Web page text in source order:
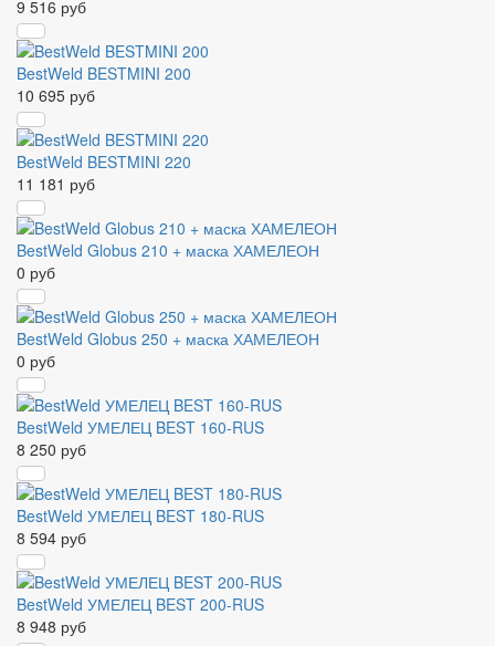
9 516 руб
BestWeld BESTMINI 200
10 695 руб
BestWeld BESTMINI 220
11 181 руб
BestWeld Globus 210 + маска ХАМЕЛЕОН
0 руб
BestWeld Globus 250 + маска ХАМЕЛЕОН
0 руб
BestWeld УМЕЛЕЦ BEST 160-RUS
8 250 руб
BestWeld УМЕЛЕЦ BEST 180-RUS
8 594 руб
BestWeld УМЕЛЕЦ BEST 200-RUS
8 948 руб